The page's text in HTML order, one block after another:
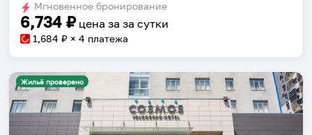
Мгновенное бронирование
6,734 ₽ цена за за сутки
1,684 ₽ × 4 платежа
Жильё проверено